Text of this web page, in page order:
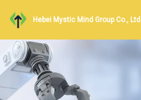
Hebei Mystic Mind Group Co., Ltd